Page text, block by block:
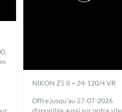
NIKON Z5 II + 24-120/4 VR
Offre jusqu'au 27-07-2026